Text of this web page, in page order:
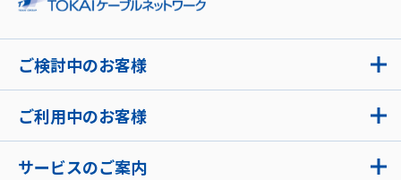
ご検討中のお客様
ご利用中のお客様
サービスのご案内